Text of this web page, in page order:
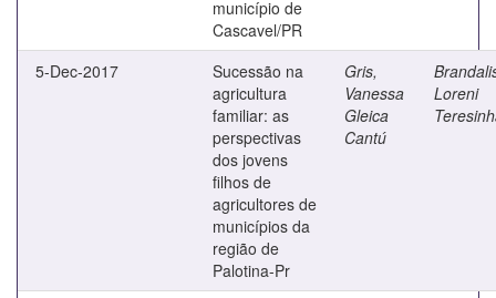
município de
Cascavel/PR
5-Dec-2017
Sucessão na
agricultura
familiar: as
perspectivas
dos jovens
filhos de
agricultores de
municípios da
região de
Palotina-Pr
Gris,
Vanessa
Gleica
Cantú
Loreni